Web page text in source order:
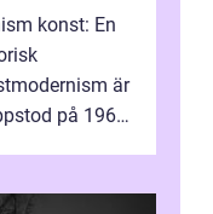
konst: En
är
på 1960-